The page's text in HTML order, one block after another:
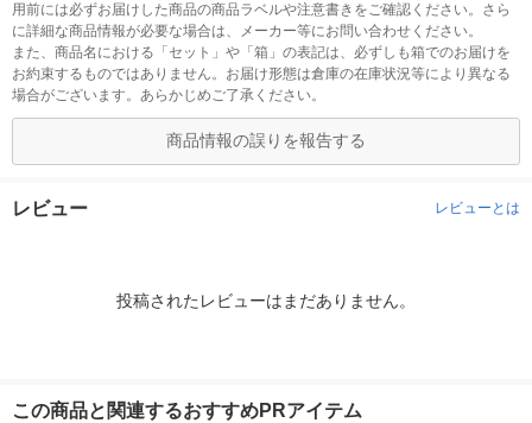
用前には必ずお届けした商品の商品ラベルや注意書きをご確認ください。さら
に詳細な商品情報が必要な場合は、メーカー等にお問い合わせください。
また、商品名における「セット」や「箱」の表記は、必ずしも箱でのお届けを
お約束するものではありません。お届け形態は倉庫の在庫状況等により異なる
場合がございます。あらかじめご了承ください。
商品情報の誤りを報告する
レビュー レビューとは
投稿されたレビューはまだありません。
この商品と関連するおすすめPRアイテム